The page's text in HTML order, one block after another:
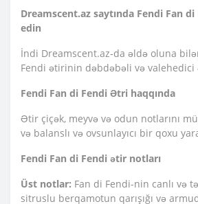
Dreamscent.az saytında Fendi Fan
edin
İndi Dreamscent.az-da əldə oluna
Fendi ətirinin dəbdəbəli və
Fendi Fan di Fendi Ətri haqqında
Ətir çiçək, meyvə və odun notlarını
və balanslı və ovsunlayıcı bir qoxu
Fendi Fan di Fendi ətir notları
Üst notlar: Fan di Fendi-nin canlı və
sitruslu berqamotun qarışığı və